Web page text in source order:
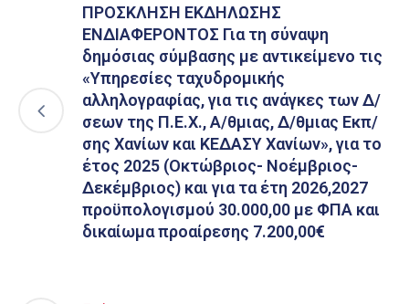
ΠΡΟΣΚΛΗΣΗ ΕΚΔΗΛΩΣΗΣ
ΕΝΔΙΑΦΕΡΟΝΤΟΣ Για τη σύναψη
δημόσιας σύμβασης με αντικείμενο τις
«Υπηρεσίες ταχυδρομικής
αλληλογραφίας, για τις ανάγκες των Δ/
σεων της Π.Ε.Χ., Α/θμιας, Δ/θμιας Εκπ/
σης Χανίων και ΚΕΔΑΣΥ Χανίων», για το
έτος 2025 (Οκτώβριος- Νοέμβριος-
Δεκέμβριος) και για τα έτη 2026,2027
προϋπολογισμού 30.000,00 με ΦΠΑ και
δικαίωμα προαίρεσης 7.200,00€